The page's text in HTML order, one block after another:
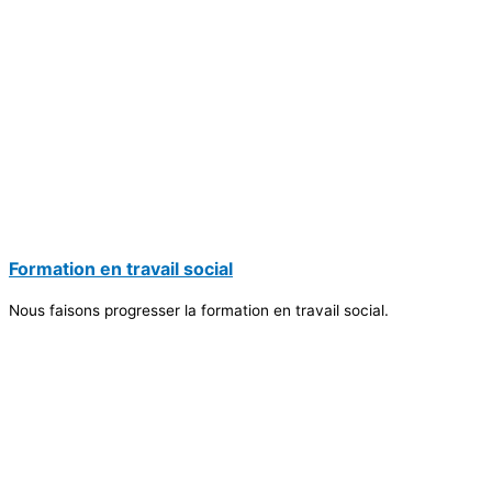
Formation en travail social
Nous faisons progresser la formation en travail social.